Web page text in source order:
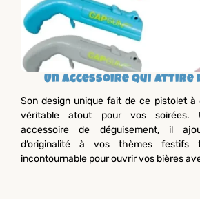
Un accessoire qui attire
Son design unique fait de ce pistolet à
véritable atout pour vos soirées.
accessoire de déguisement, il
d’originalité à vos thèmes
incontournable pour ouvrir vos bières